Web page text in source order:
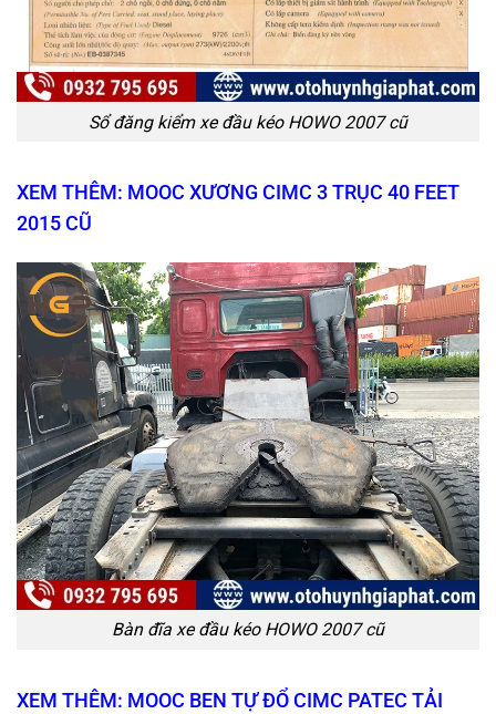
Sổ đăng kiểm xe đầu kéo HOWO 2007 cũ
XEM THÊM: MOOC XƯƠNG CIMC 3 TRỤC 40 FEET
2015 CŨ
Bàn đĩa xe đầu kéo HOWO 2007 cũ
XEM THÊM: MOOC BEN TỰ ĐỔ CIMC PATEC TẢI